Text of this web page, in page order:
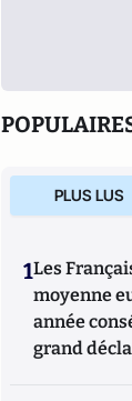
PLUS LUS
1Les
moyenne
année
grand